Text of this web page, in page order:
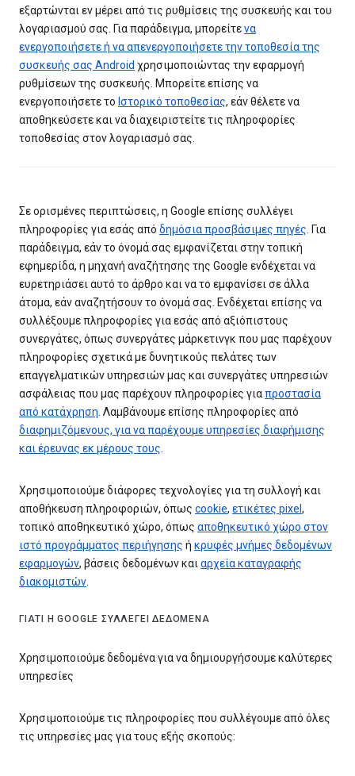
εξαρτώνται εν μέρει από τις ρυθμίσεις της συσκευής και του
λογαριασμού σας. Για παράδειγμα, μπορείτενα
ενεργοποιήσετε ή να απενεργοποιήσετε την τοποθεσία της
συσκευής σας Android χρησιμοποιώντας την εφαρμογή
ρυθμίσεων της συσκευής. Μπορείτε επίσης να
ενεργοποιήσετε το Ιστορικό τοποθεσίας, εάν θέλετε να
αποθηκεύσετε και να διαχειριστείτε τις πληροφορίες
τοποθεσίας στον λογαριασμό σας.
Σε ορισμένες περιπτώσεις, η Google επίσης συλλέγει
πληροφορίες για εσάς από δημόσια προσβάσιμες πηγές. Για
παράδειγμα, εάν το όνομά σας εμφανίζεται στην τοπική
εφημερίδα, η μηχανή αναζήτησης της Google ενδέχεται να
ευρετηριάσει αυτό το άρθρο και να το εμφανίσει σε άλλα
άτομα, εάν αναζητήσουν το όνομά σας. Ενδέχεται επίσης να
συλλέξουμε πληροφορίες για εσάς από αξιόπιστους
συνεργάτες, όπως συνεργάτες μάρκετινγκ που μας παρέχουν
πληροφορίες σχετικά με δυνητικούς πελάτες των
επαγγελματικών υπηρεσιών μας και συνεργάτες υπηρεσιών
ασφάλειας που μας παρέχουν πληροφορίες γιαπροστασία
από κατάχρηση. Λαμβάνουμε επίσης πληροφορίες από
διαφημιζόμενους, για να παρέχουμε υπηρεσίες διαφήμισης
και έρευνας εκ μέρους τους.
Χρησιμοποιούμε διάφορες τεχνολογίες για τη συλλογή και
αποθήκευση πληροφοριών, όπως cookie, ετικέτες pixel ,
τοπικό αποθηκευτικό χώρο, όπως αποθηκευτικό χώρο στον
ιστό προγράμματος περιήγησης ή κρυφές μνήμες δεδομένων
εφαρμογών, βάσεις δεδομένων καιαρχεία καταγραφής
διακομιστών.
ΓΙΑΤΊ Η GOOGLE ΣΥΛΛΈΓΕΙ ΔΕΔΟΜΈΝΑ
Χρησιμοποιούμε δεδομένα για να δημιουργήσουμε καλύτερες
υπηρεσίες
Χρησιμοποιούμε τις πληροφορίες που συλλέγουμε από όλες
τις υπηρεσίες μας για τους εξής σκοπούς: